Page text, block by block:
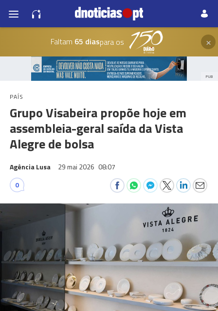
Faltam 65 diaspara os ×
PUB
PAÍS
Grupo Visabeira propõe hoje em
assembleia-geral saída da Vista
Alegre de bolsa
Agência Lusa 29 mai 2026 08:07
0